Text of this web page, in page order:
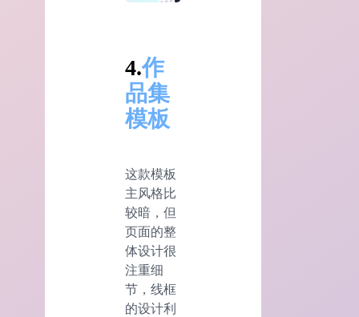
4.作
品集
模板
这款模板
主风格比
较暗，但
页面的整
体设计很
注重细
节，线框
的设计利